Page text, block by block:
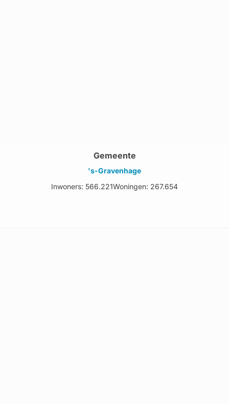
Gemeente
's-Gravenhage
Inwoners: 566.221Woningen: 267.654